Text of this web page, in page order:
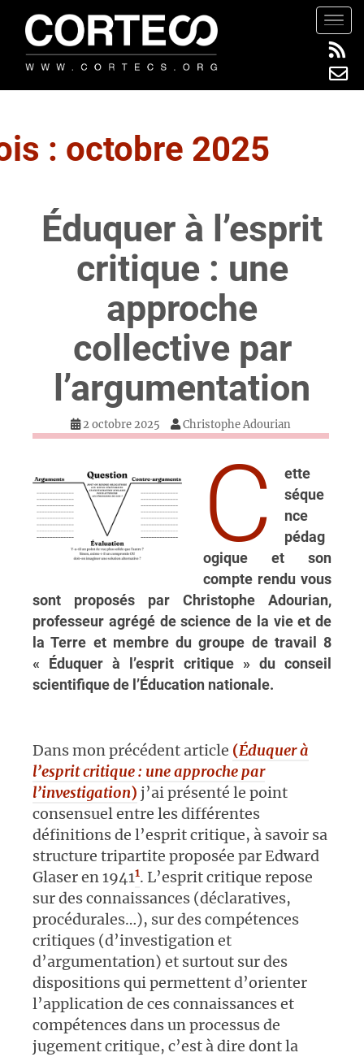
t
a
: octobre 2025
Éduquer à l’esprit
critique : une
approche
collective par
l’argumentation
2 octobre 2025 Christophe Adourian
c
ette
séque
nce
pédag
ogique et son
compte rendu vous
sont proposés par Christophe Adourian,
professeur agrégé de science de la vie et de
la Terre et membre du groupe de travail 8
« Éduquer à l’esprit critique » du conseil
scientifique de l’Éducation nationale.
Dans mon précédent article (Éduquer à
l’esprit critique : une approche par
l’investigation) j’ai présenté le point
consensuel entre les différentes
définitions de l’esprit critique, à savoir sa
structure tripartite proposée par Edward
Glaser en 19411. L’esprit critique repose
sur des connaissances (déclaratives,
procédurales…), sur des compétences
critiques (d’investigation et
d’argumentation) et surtout sur des
dispositions qui permettent d’orienter
l’application de ces connaissances et
compétences dans un processus de
jugement critique, c’est à dire dont la